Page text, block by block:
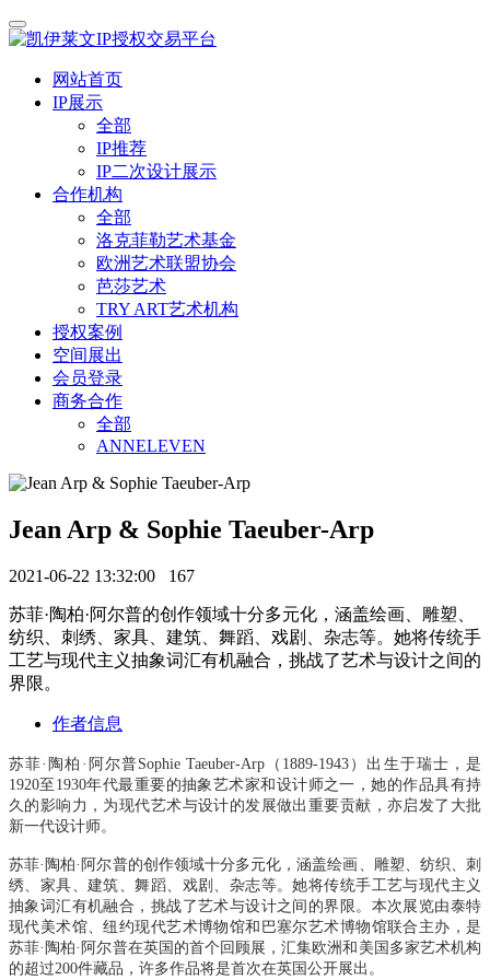
网站首页
IP展示
全部
IP推荐
IP二次设计展示
合作机构
全部
洛克菲勒艺术基金
欧洲艺术联盟协会
芭莎艺术
TRY ART艺术机构
授权案例
空间展出
会员登录
商务合作
全部
ANNELEVEN
Jean Arp & Sophie Taeuber-Arp
2021-06-22 13:32:00 167
苏菲·陶柏·阿尔普的创作领域十分多元化，涵盖绘画、雕塑、
纺织、刺绣、家具、建筑、舞蹈、戏剧、杂志等。她将传统手
工艺与现代主义抽象词汇有机融合，挑战了艺术与设计之间的
界限。
作者信息
苏菲·陶柏·阿尔普Sophie Taeuber-Arp （ 1889-1943）出生于瑞士，是
1920至1930年代最重要的抽象艺术家和设计师之一，她的作品具有持
久的影响力，为现代艺术与设计的发展做出重要贡献，亦启发了大批
新一代设计师。
苏菲·陶柏·阿尔普的创作领域十分多元化，涵盖绘画、雕塑、纺织、刺
绣、家具、建筑、舞蹈、戏剧、杂志等。她将传统手工艺与现代主义
抽象词汇有机融合，挑战了艺术与设计之间的界限。本次展览由泰特
现代美术馆、纽约现代艺术博物馆和巴塞尔艺术博物馆联合主办，是
苏菲·陶柏·阿尔普在英国的首个回顾展，汇集欧洲和美国多家艺术机构
的超过200件藏品，许多作品将是首次在英国公开展出。